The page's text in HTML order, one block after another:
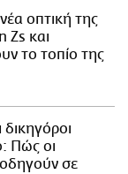
οπτική της
Zs και
το τοπίο της
Πώς οι
σε